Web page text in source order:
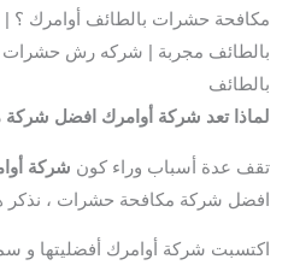
مكافحة حشرات بالطائف أوامرك
بالطائف مجربة | شركه رش
بالطائف
لماذا تعد شركة أوامرك افضل
تقف عدة أسباب وراء كون شركة
افضل شركة مكافحة حشرات ، نذكر
اكتسبت شركة أوامرك أفضليتها و